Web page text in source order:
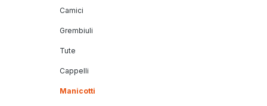
Camici
Grembiuli
Tute
Cappelli
Manicotti